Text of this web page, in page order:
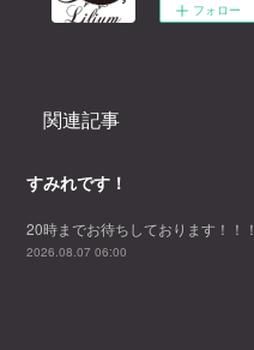
フォロー
関連記事
すみれです！
20時までお待ちしております！！！
2026.08.07 06:00